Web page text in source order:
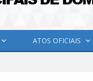
ATOS OFICIAIS